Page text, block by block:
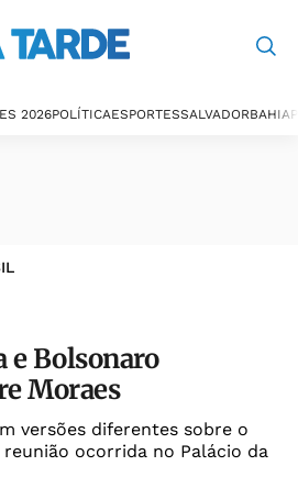
2026POLÍTICAESPORTESSALVADORBAHIA
e Bolsonaro
Moraes
versões diferentes sobre o
ocorrida no Palácio da